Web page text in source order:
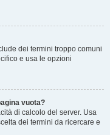
dei termini troppo comuni
e usa le opzioni
vuota?
di calcolo del server. Usa
dei termini da ricercare e